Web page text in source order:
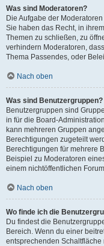
Was sind Moderatoren?
Die Aufgabe der
Sie haben das Recht, in
Themen zu schließen, zu
verhindern Moderatoren,
Thema Passendes, oder
Nach oben
Was sind Benutzergruppen?
Benutzergruppen sind
in für die Board-
kann mehreren Gruppen
Berechtigungen zugeteilt
Berechtigungen für mehrere
Beispiel zu Moderatoren
einem nichtöffentlichen
Nach oben
Wo finde ich die
Du findest die
Bereich. Wenn du einer
entsprechenden